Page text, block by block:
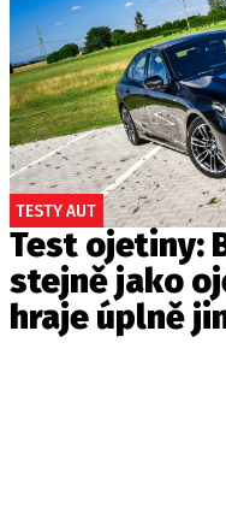
TESTY AUT
Test ojetiny:
stejně jako
hraje úplně